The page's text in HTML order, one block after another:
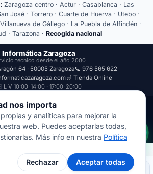
Zaragoza centro · Actur · Casablanca · Las
José · Torrero · Cuarte de Huerva · Utebo ·
de Gállego · La Puebla de Alfindén ·
· Tarazona · Recogida nacional
Informática Zaragoza
técnico desde el año 2000
64 · 50005 Zaragoza📞 976 565 622
🛒 Tienda Online
L-V 10:00-14:00 · 17:00-20:00
Privacidad
S.L. · Tienda Informática Zaragoza
de Ordenadores, Portátiles y Móviles.
nos importa
y analíticas para mejorar la
web. Puedes aceptarlas todas,
Más info en nuestra Política
Rechazar
Aceptar todas